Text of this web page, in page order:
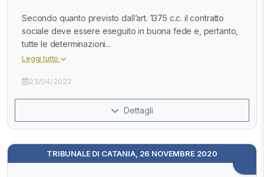
Secondo quanto previsto dall’art. 1375 c.c. il contratto
sociale deve essere eseguito in buona fede e, pertanto,
tutte le determinazioni...
Leggi tutto
23/04/2023
Dettagli
TRIBUNALE DI CATANIA, 26 NOVEMBRE 2020